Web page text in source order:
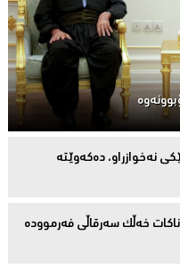
نەخوازراو، دەكەوێتە
خەڵک سەرقاڵى فەرموودە